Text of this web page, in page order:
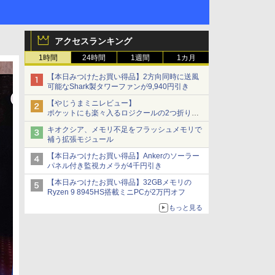
アクセスランキング
1時間 24時間 1週間 1カ月
【本日みつけたお買い得品】2方向同時に送風
可能なShark製タワーファンが9,940円引き
【やじうまミニレビュー】
ポケットにも楽々入るロジクールの2つ折りマ
ウス「Mobi Fold」。その気になるギミックと
は？
キオクシア、メモリ不足をフラッシュメモリで
補う拡張モジュール
【本日みつけたお買い得品】Ankerのソーラー
パネル付き監視カメラが4千円引き
【本日みつけたお買い得品】32GBメモリの
Ryzen 9 8945HS搭載ミニPCが2万円オフ
もっと見る